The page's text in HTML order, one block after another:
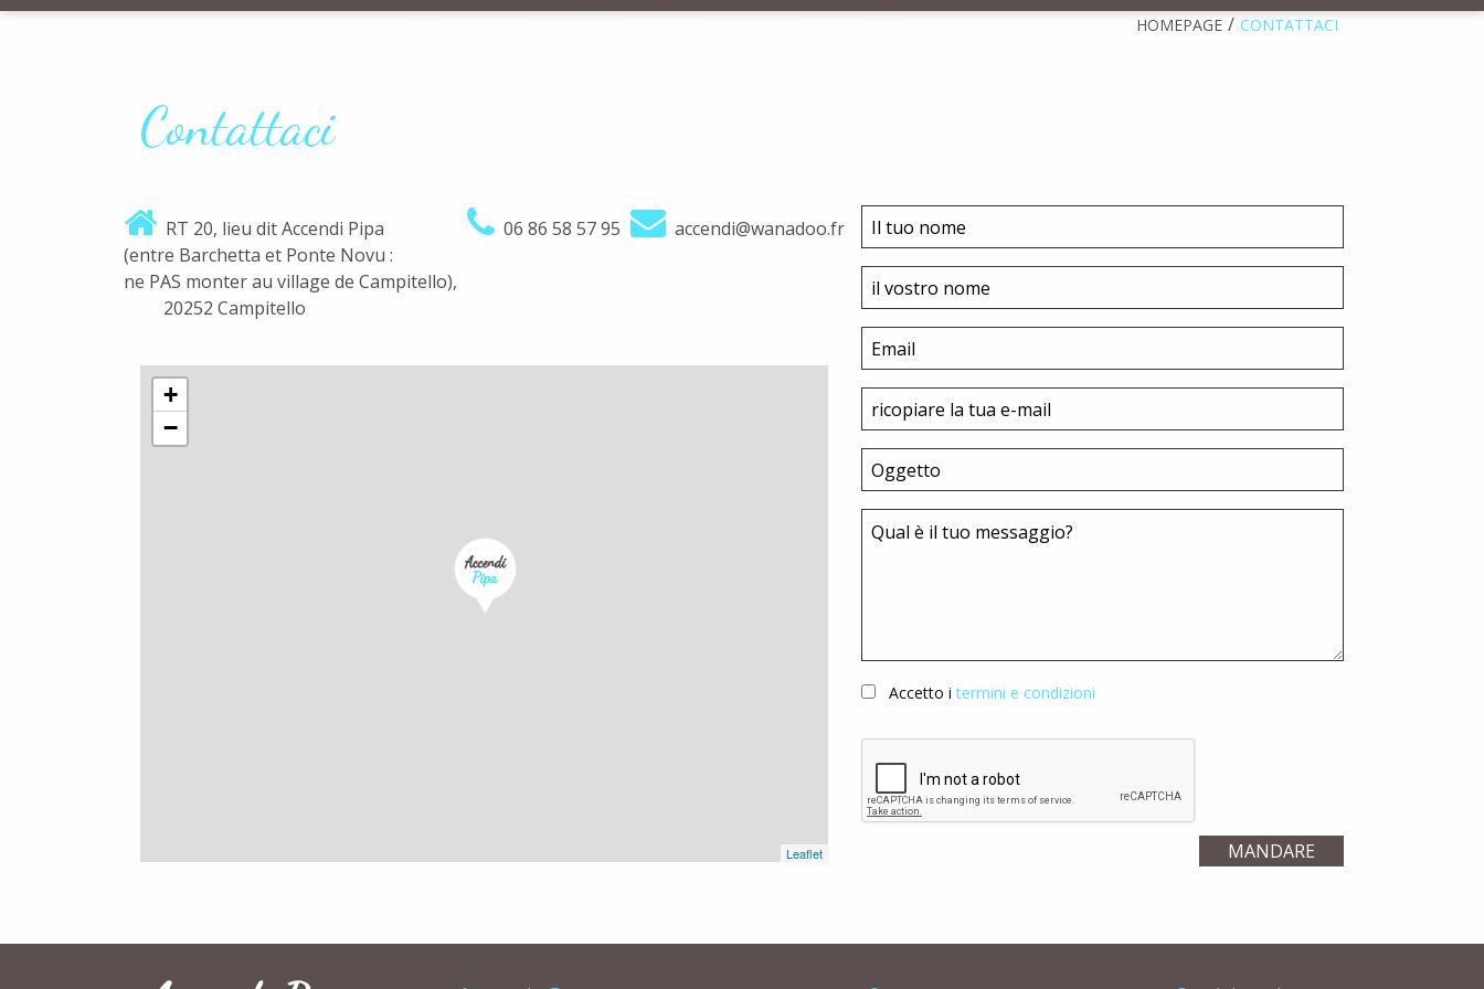
HOMEPAGE CONTATTACI
Contattaci
RT 20, lieu dit Accendi Pipa
(entre Barchetta et Ponte Novu :
ne PAS monter au village de Campitello),
20252 Campitello
06 86 58 57 95 accendi@wanadoo.fr
+
−
Leaflet
Accetto itermini e condizioni
MANDARE